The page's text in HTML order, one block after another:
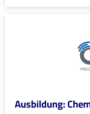
Ausbildung: